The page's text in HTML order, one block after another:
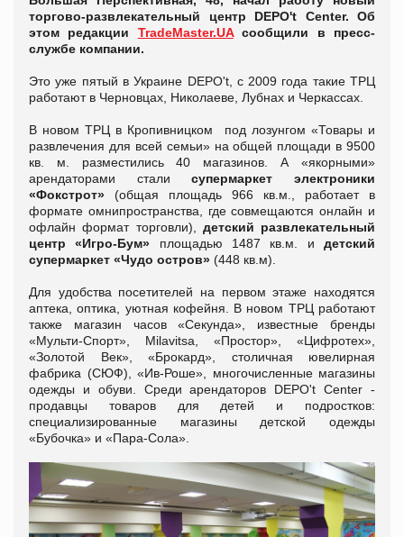
торгово-развлекательный центр DEPO't Center. Об
этом редакции TradeMaster.UAсообщили в пресс-
службе компании.
Это уже пятый в Украине DEPO't, с 2009 года такие ТРЦ
работают в Черновцах, Николаеве, Лубнах и Черкассах.
В новом ТРЦ в Кропивницком под лозунгом «Товары и
развлечения для всей семьи» на общей площади в 9500
кв. м. разместились 40 магазинов. А «якорными»
арендаторами сталисупермаркет электроники
«Фокстрот» (общая площадь 966 кв.м., работает в
формате омнипространства, где совмещаются онлайн и
офлайн формат торговли), детский развлекательный
центр «Игро-Бум» площадью 1487 кв.м. идетский
супермаркет «Чудо остров» (448 кв.м).
Для удобства посетителей на первом этаже находятся
аптека, оптика, уютная кофейня. В новом ТРЦ работают
также магазин часов «Секунда», известные бренды
«Мульти-Спорт», Мilavitsa, «Простор», «Цифротех»,
«Золотой Век», «Брокард», столичная ювелирная
фабрика (СЮФ), «Ив-Роше», многочисленные магазины
одежды и обуви. Среди арендаторов DEPO't Center -
продавцы товаров для детей и подростков:
специализированные магазины детской одежды
«Бубочка» и «Пара-Сола».